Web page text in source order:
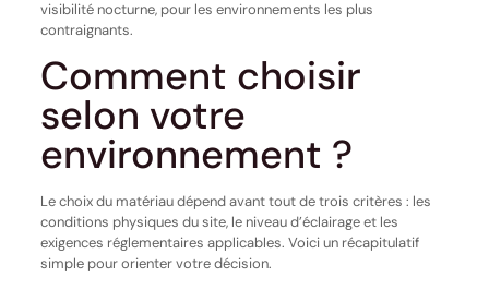
visibilité nocturne, pour les environnements les plus
contraignants.
Comment choisir
selon votre
environnement ?
Le choix du matériau dépend avant tout de trois critères : les
conditions physiques du site, le niveau d’éclairage et les
exigences réglementaires applicables. Voici un récapitulatif
simple pour orienter votre décision.